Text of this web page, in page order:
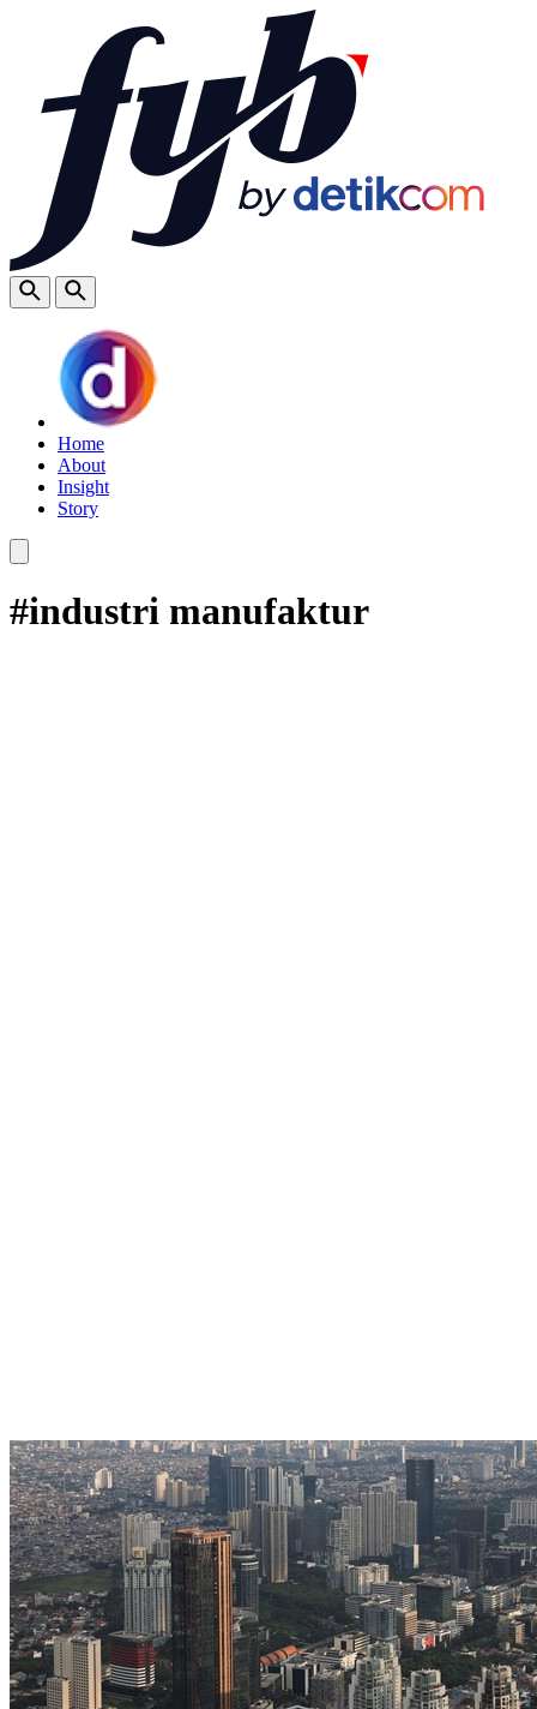
Home
About
Insight
Story
#industri manufaktur